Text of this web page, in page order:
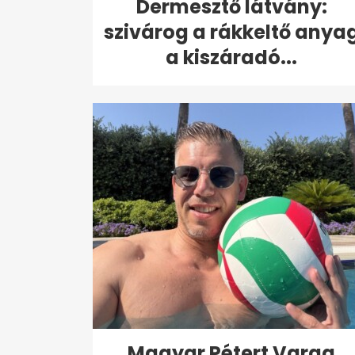
Dermesztő látvány:
szivárog a rákkeltő
a kiszáradó...